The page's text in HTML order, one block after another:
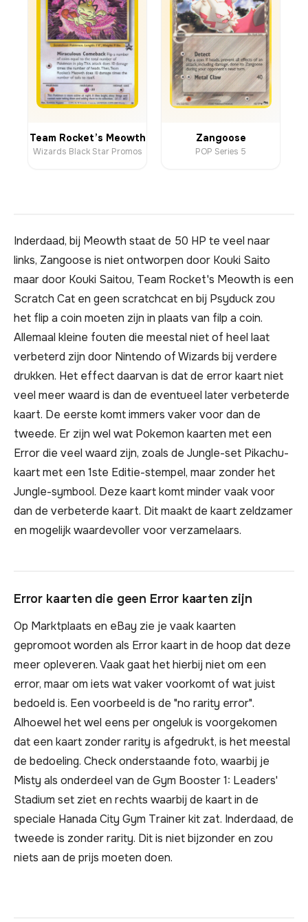
Team Rocket’s Meowth
Wizards Black Star Promos
Zangoose
POP Series 5
Inderdaad, bij Meowth staat de 50 HP te veel naar
links, Zangoose is niet ontworpen door Kouki Saito
maar door Kouki Saitou, Team Rocket's Meowth is een
Scratch Cat en geen scratchcat en bij Psyduck zou
het flip a coin moeten zijn in plaats van filp a coin.
Allemaal kleine fouten die meestal niet of heel laat
verbeterd zijn door Nintendo of Wizards bij verdere
drukken. Het effect daarvan is dat de error kaart niet
veel meer waard is dan de eventueel later verbeterde
kaart. De eerste komt immers vaker voor dan de
tweede. Er zijn wel wat Pokemon kaarten met een
Error die veel waard zijn, zoals de Jungle-set Pikachu-
kaart met een 1ste Editie-stempel, maar zonder het
Jungle-symbool. Deze kaart komt minder vaak voor
dan de verbeterde kaart. Dit maakt de kaart zeldzamer
en mogelijk waardevoller voor verzamelaars.
Error kaarten die geen Error kaarten zijn
Op Marktplaats en eBay zie je vaak kaarten
gepromoot worden als Error kaart in de hoop dat deze
meer opleveren. Vaak gaat het hierbij niet om een
error, maar om iets wat vaker voorkomt of wat juist
bedoeld is. Een voorbeeld is de "no rarity error".
Alhoewel het wel eens per ongeluk is voorgekomen
dat een kaart zonder rarity is afgedrukt, is het meestal
de bedoeling. Check onderstaande foto, waarbij je
Misty als onderdeel van de Gym Booster 1: Leaders'
Stadium set ziet en rechts waarbij de kaart in de
speciale Hanada City Gym Trainer kit zat. Inderdaad, de
tweede is zonder rarity. Dit is niet bijzonder en zou
niets aan de prijs moeten doen.